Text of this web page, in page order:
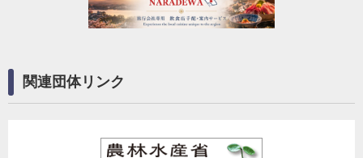
関連団体リンク